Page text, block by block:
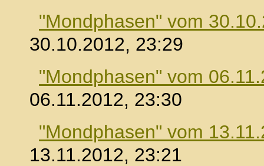
"Mondphasen" vom
30.10.2012, 23:29
"Mondphasen" vom
06.11.2012, 23:30
"Mondphasen" vom
13.11.2012, 23:21